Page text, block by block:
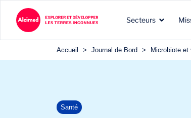
Secteurs
Les terres
Les types de missions
Nos expertises
Accueil > Journal de Bord > Microbiote
Santé